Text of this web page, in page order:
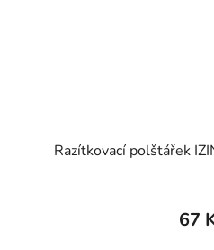
Razítkovací polštářek
67